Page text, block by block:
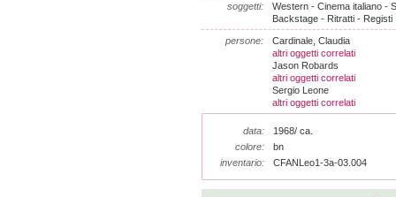
soggetti:
Western - Cinema italiano -
Backstage - Ritratti - Registi
persone:
Cardinale, Claudia
altri oggetti correlati
Jason Robards
altri oggetti correlati
Sergio Leone
altri oggetti correlati
data:
1968/ ca.
colore:
bn
inventario:
CFANLeo1-3a-03.004